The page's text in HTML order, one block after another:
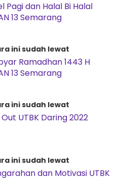
Pagi dan Halal Bi Halal
13 Semarang
ini sudah lewat
Ramadhan 1443 H
13 Semarang
ini sudah lewat
UTBK Daring 2022
ini sudah lewat
dan Motivasi UTBK